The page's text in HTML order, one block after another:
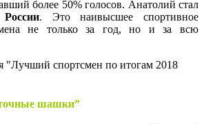
более 50% голосов. Анатолий стал
. Это наивысшее спортивное
не только за год, но и за всю
шашки”